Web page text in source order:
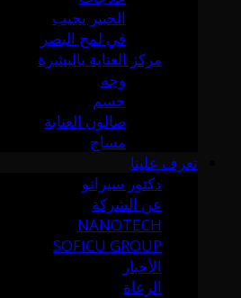
الخبير يجيب
في لمح البصر
مركز العناية بالبشرة
وجه
جسم
صالون العناية
مساج
تعرف علينا
دكتور سيرانو
عن الشركة
NANOTECH
SOFICU GROUP
الأخبار
الرعاة